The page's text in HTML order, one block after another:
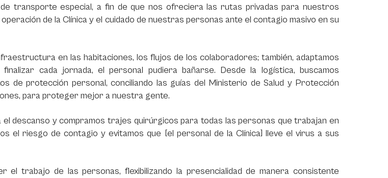
transporte especial, a fin de que nos ofreciera las rutas privadas para nuestros
de la Clínica y el cuidado de nuestras personas ante el contagio masivo en su
en las habitaciones, los flujos de los colaboradores; también, adaptamos
cada jornada, el personal pudiera bañarse. Desde la logística, buscamos
de protección personal, conciliando las guías del Ministerio de Salud y Protección
para proteger mejor a nuestra gente.
descanso y compramos trajes quirúrgicos para todas las personas que trabajan en
el riesgo de contagio y evitamos que [el personal de la Clínica] lleve el virus a sus
el trabajo de las personas, flexibilizando la presencialidad de manera consistente